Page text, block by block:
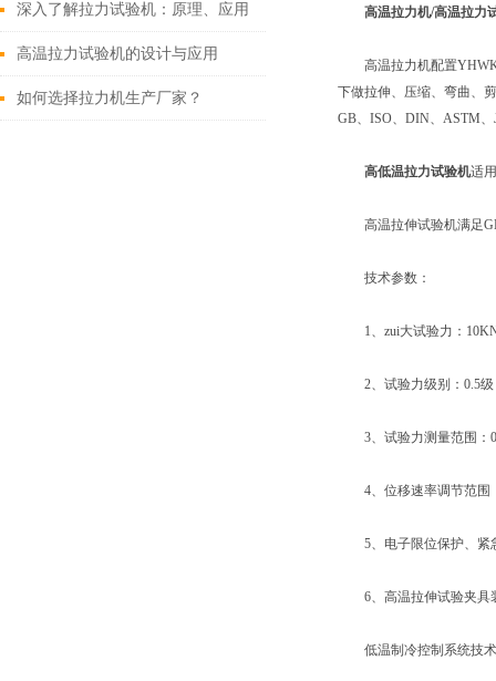
深入了解拉力试验机：原理、应用
与未来发展
高温拉力试验机的设计与应用
如何选择拉力机生产厂家？
高温拉力机/高温拉力
高温拉力机配置YHWK
下做拉伸、压缩、弯曲、
GB、ISO、DIN、ASTM
高低温拉力试验机适
高温拉伸试验机满足GB/
技术参数：
1、zui大试验力：
2、试验力级别：0.5级
3、试验力测量范围：
4、位移速率调节范围：
5、电子限位保护、紧
6、高温拉伸试验夹具
低温制冷控制系统技术